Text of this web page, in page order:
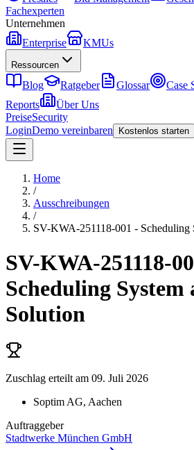
Fachexperten
Unternehmen
Enterprise
KMUs
Ressourcen
Blog Ratgeber Glossar Case
Reports
Über Uns
PreiseSecurity
LoginDemo vereinbaren Kostenlos starten
Home
/
Ausschreibungen
/
SV-KWA-251118-001 - Scheduling
SV-KWA-251118-
Scheduling System
Solution
Zuschlag erteilt am 09. Juli 2026
Soptim AG, Aachen
Auftraggeber
Stadtwerke München GmbH